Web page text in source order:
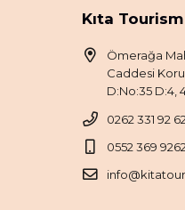
Kıta Tourism
Ömerağa
Caddesi
D:No:35 D:4,
0262 331 92 62
0552 369 9262